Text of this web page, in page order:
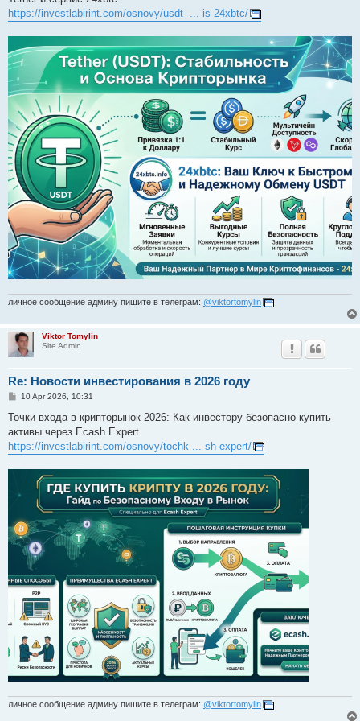
https://investlabirint.com/osnovy/usdt- ... is-24xbtc/
личное сообщение админу пишите в телеграм: @viktortomylin
Viktor Tomylin
Site Admin
Re: Новости инвестирования в 2026 году
P
s
10 Apr 2026, 10:31
Точки входа в крипторынок 2026: Как инвестору безопасно купить
активы через Ecash Expert
https://investlabirint.com/osnovy/tochk ... sh-expert/
личное сообщение админу пишите в телеграм: @viktortomylin